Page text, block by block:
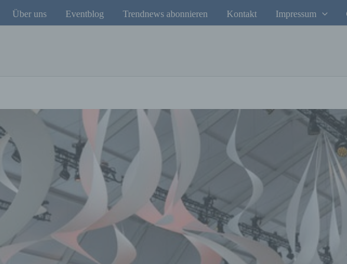
Über uns Eventblog Trendnews abonnieren Kontakt Impressum